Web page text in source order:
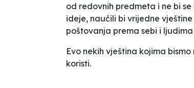
od redovnih predmeta i ne bi
ideje, naučili bi vrijedne
poštovanja prema sebi i ljudima
Evo nekih vještina kojima
koristi.